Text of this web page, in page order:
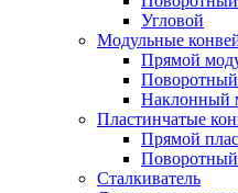
Угловой
Модульные
Прямой
Наклонный
Пластинчатые
Прямой
Поворотный
Сталкиватель